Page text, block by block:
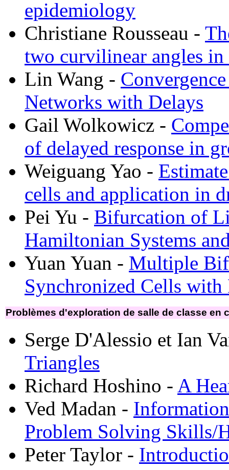
epidemiology
Christiane Rousseau -
two curvilinear angles
Lin Wang -
Networks with Delays
Gail Wolkowicz -
of delayed response in
Weiguang Yao -
cells and application in
Pei Yu - Bifurcation of
Hamiltonian Systems
Yuan Yuan - Multiple
Synchronized Cells with
Problèmes d'exploration de salle de classe en
Serge D'Alessio et Ian
Triangles
Richard Hoshino - A
Ved Madan -
Problem Solving Skills/
Peter Taylor -